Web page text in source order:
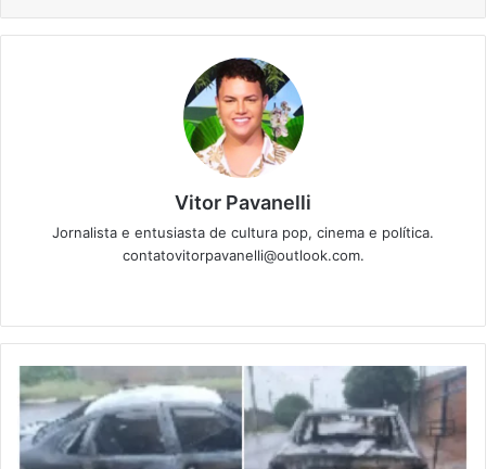
Vitor Pavanelli
Jornalista e entusiasta de cultura pop, cinema e política.
contatovitorpavanelli@outlook.com.